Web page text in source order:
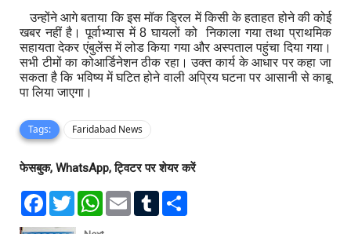
उन्होंने आगे बताया कि इस मॉक ड्रिल में किसी के हताहत होने की कोई
खबर नहीं है। पूर्वाभ्यास में8 घायलों को निकाला गया तथा प्राथमिक
सहायता देकर एंबुलेंस में लोड किया गया और अस्पताल पहुंचा दिया गया।
सभी टीमों का कोआर्डिनेशन ठीक रहा। उक्त कार्य के आधार पर कहा जा
सकता है कि भविष्य में घटित होने वाली अप्रिय घटना पर आसानी से काबू
पा लिया जाएगा।
Tags: Faridabad News
फेसबुक, WhatsApp, ट्विटर पर शेयर करें
F
T
w
W
E
T